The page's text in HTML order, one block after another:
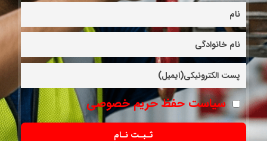
سیاست حفظ حریم خصوصی